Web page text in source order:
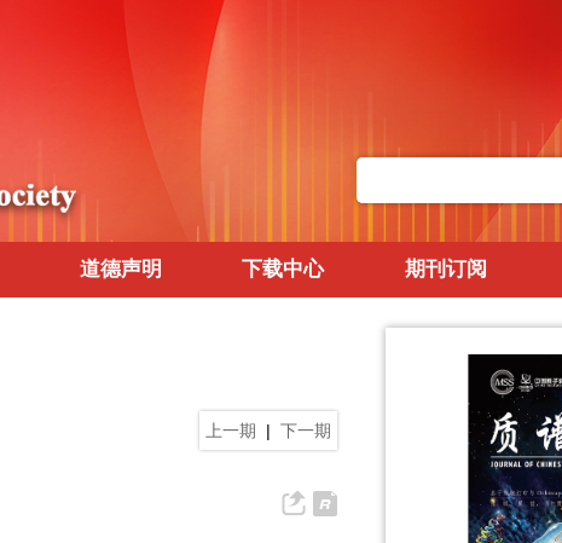
道德声明 下载中心 期刊订阅
上一期 | 下一期